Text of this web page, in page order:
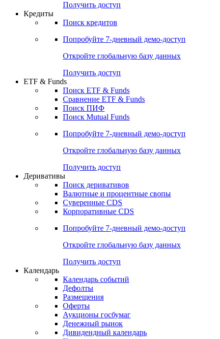
Получить доступ
Кредиты
Поиск кредитов
Попробуйте 7-дневный демо-доступ
Откройте глобальную базу данных
Получить доступ
ETF & Funds
Поиск ETF & Funds
Сравнение ETF & Funds
Поиск ПИФ
Поиск Mutual Funds
Попробуйте 7-дневный демо-доступ
Откройте глобальную базу данных
Получить доступ
Деривативы
Поиск деривативов
Валютные и процентные свопы
Суверенные CDS
Корпоративные CDS
Попробуйте 7-дневный демо-доступ
Откройте глобальную базу данных
Получить доступ
Календарь
Календарь событий
Дефолты
Размещения
Оферты
Аукционы госбумаг
Денежный рынок
Дивидендный календарь